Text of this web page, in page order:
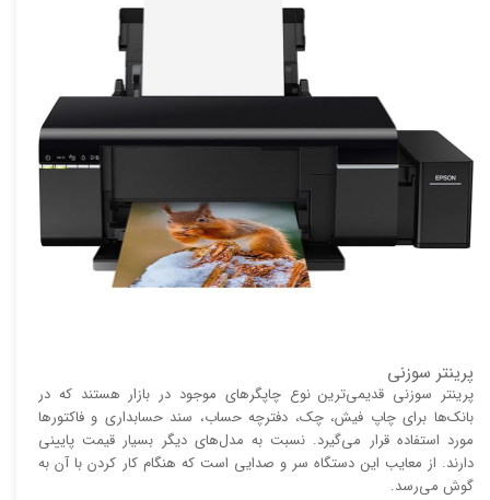
پرینتر سوزنی
پرینتر سوزنی قدیمی‌ترین نوع چاپگر‌های موجود در بازار هستند که در
بانک‌ها برای چاپ فیش، چک، دفترچه حساب، سند حسابداری و فاکتور‌ها
مورد استفاده قرار می‌گیرد. نسبت به مدل‌های دیگر بسیار قیمت پایینی
دارند. از معایب این دستگاه سر و صدایی است که هنگام کار کردن با آن به
گوش می‌رسد.